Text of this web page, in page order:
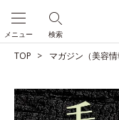
検索
メニュー
TOP マガジン（美容情